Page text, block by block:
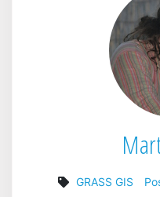
GRASS GIS